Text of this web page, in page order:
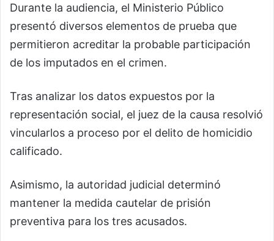
Durante la audiencia, el Ministerio Público
presentó diversos elementos de prueba que
permitieron acreditar la probable participación
de los imputados en el crimen.
Tras analizar los datos expuestos por la
representación social, el juez de la causa resolvió
vincularlos a proceso por el delito de homicidio
calificado.
Asimismo, la autoridad judicial determinó
mantener la medida cautelar de prisión
preventiva para los tres acusados.